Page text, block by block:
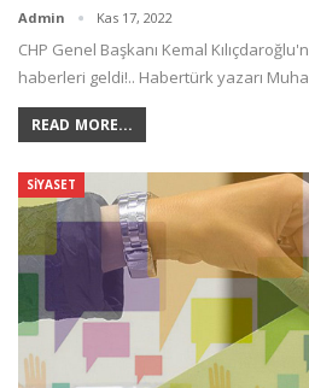
Admin Kas 17, 2022
CHP Genel Başkanı Kemal
haberleri geldi!.. Habertürk yazarı
READ MORE...
SIYASET